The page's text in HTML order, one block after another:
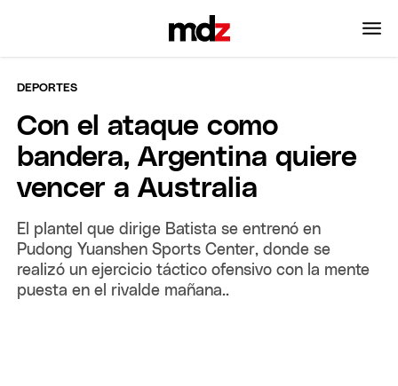
DEPORTES
Con el ataque como
bandera, Argentina quiere
vencer a Australia
El plantel que dirige Batista se entrenó en
Pudong Yuanshen Sports Center, donde se
realizó un ejercicio táctico ofensivo con la mente
puesta en el rivalde mañana..